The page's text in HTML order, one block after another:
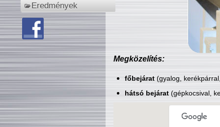
Eredmények
Megközelítés:
főbejárat(gyalog,
hátsó bejárat(gépkocsival,